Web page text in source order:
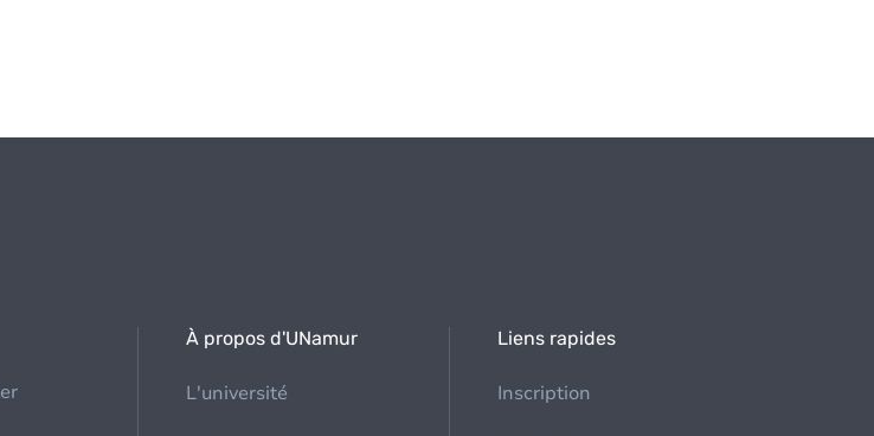
À propos d'UNamur
L'université
Liens rapides
Inscription